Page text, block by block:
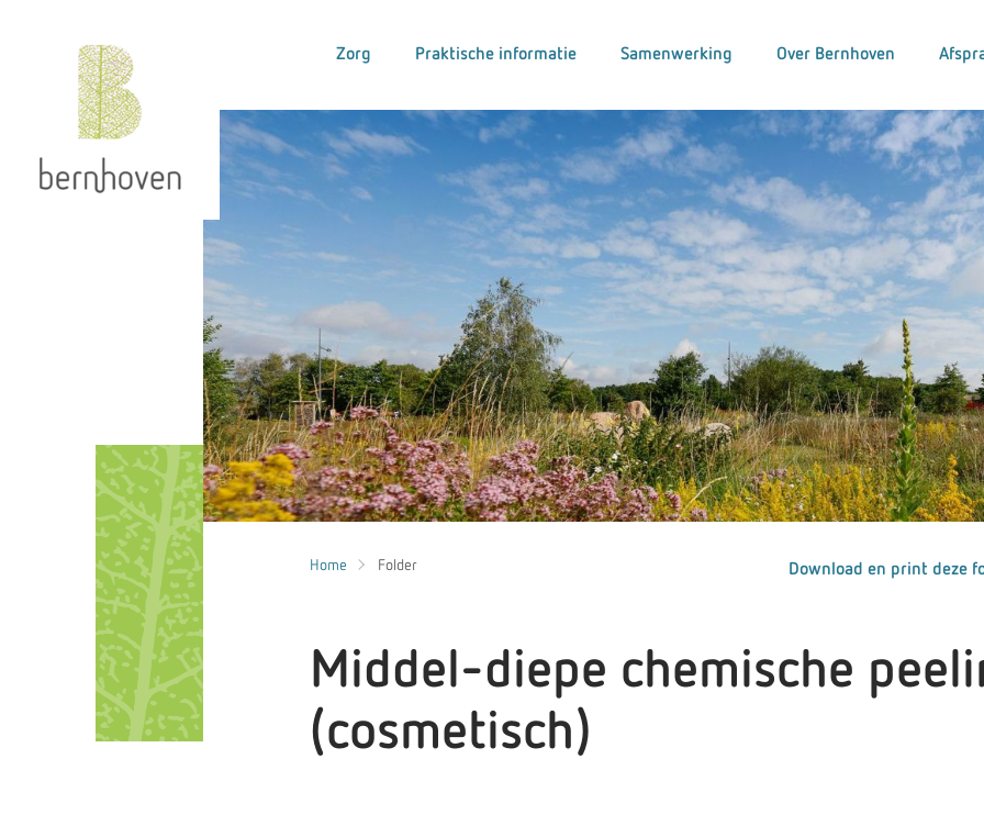
Zorg Praktische informatie Samenwerking Over Bernhoven
Home Folder Download en print deze
Middel-diepe chemische
(cosmetisch)